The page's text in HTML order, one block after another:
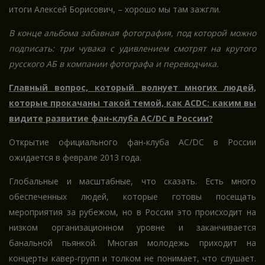
итоги Алексей Борисович, – хорошо мы там зажгли.
В конце альбома забавная фотография, под которой можно
подписать: три чувака с удивлением смотрят на крутого
русского АБ в компании фотографа и переводчика.
Главный вопрос, который волнует многих людей,
которые прокачаны такой темой, как ACDC: каким вы
видите развитие фан-клуба AC/DC в России?
Открытие официального фан-клуба АС/DC в России
ожидается в феврале 2013 года.
Глобальные и масштабные, что сказать. Есть много
обеспеченных людей, которые готовы посещать
мероприятия за рубежом, но в России это происходит на
низком организационном уровне и заканчивается
банальной пьянкой. Многая молодежь приходит на
концерты кавер-групп и толком не понимает, что слушает.